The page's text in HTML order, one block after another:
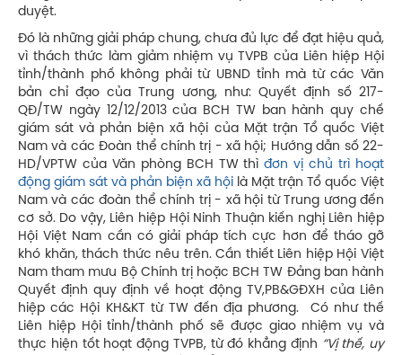
duyệt.
Đó là những giải pháp chung, chưa đủ lực để đạt hiệu quả,
vì thách thức làm giảm nhiệm vụ TVPB của Liên hiệp Hội
tỉnh/thành phố không phải từ UBND tỉnh mà từ các Văn
bản chỉ đạo của Trung ương, như: Quyết định số 217-
QĐ/TW ngày 12/12/2013 của BCH TW ban hành quy chế
giám sát và phản biện xã hội của Mặt trận Tổ quốc Việt
Nam và các Đoàn thể chính trị - xã hội; Hướng dẫn số 22-
HD/VPTW của Văn phòng BCH TW thìđơn vị chủ trì hoạt
động giám sát và phản biện xã hội là Mặt trận Tổ quốc Việt
Nam và các đoàn thể chính trị - xã hội từ Trung ương đến
cơ sở. Do vậy, Liên hiệp Hội Ninh Thuận kiến nghị Liên hiệp
Hội Việt Nam cần có giải pháp tích cực hơn để tháo gỡ
khó khăn, thách thức nêu trên. Cần thiết Liên hiệp Hội Việt
Nam tham mưu Bộ Chính trị hoặc BCH TW Đảng ban hành
Quyết định quy định về hoạt động TV,PB&GĐXH của Liên
hiệp các Hội KH&KT từ TW đến địa phương. Có như thế
Liên hiệp Hội tỉnh/thành phố sẽ được giao nhiệm vụ và
thực hiện tốt hoạt động TVPB, từ đó khẳng định “Vị thế, uy